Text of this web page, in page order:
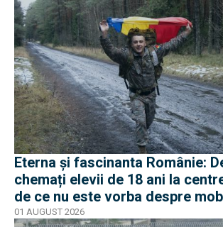
Eterna și fascinanta Românie:
chemați elevii de 18 ani la
de ce nu este vorba despre
01 AUGUST 2026